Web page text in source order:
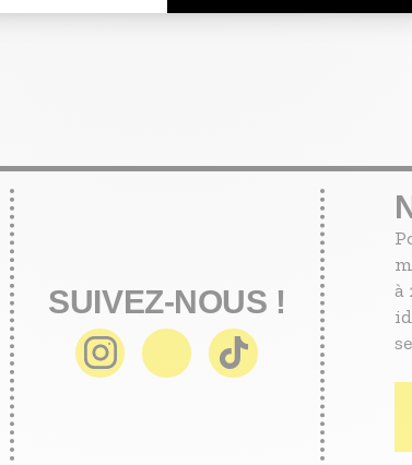
SUIVEZ-NOUS !
à